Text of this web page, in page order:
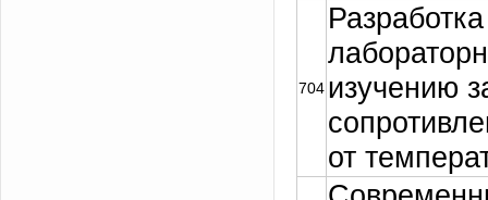
704 изучению
от